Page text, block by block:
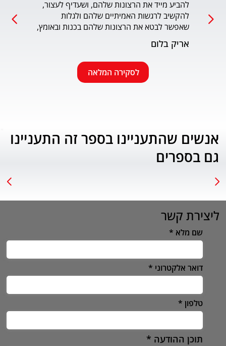
להקשיב לרגשות האמיתיים שלהם ולגלות
ורגשית בגובה העיניים של הילדים. מומלץ בחום.
אריק בלום
לסקירה המלאה
אנשים שהתעניינו בספר זה התעניינו
גם בספרים
ליצירת קשר
שם מלא
דואר אלקטרוני
טלפון
תוכן ההודעה